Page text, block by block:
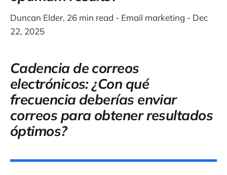
Duncan Elder, 26 min read - Email marketing - Dec
22, 2025
Cadencia de correos
electrónicos: ¿Con qué
frecuencia deberías enviar
correos para obtener resultados
óptimos?